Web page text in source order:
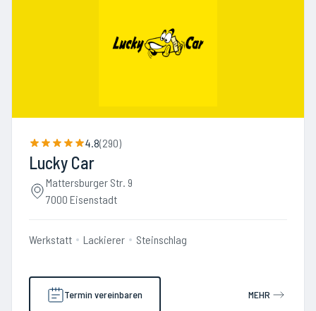
4.8(290)
Lucky Car
Mattersburger Str. 9
7000 Eisenstadt
Werkstatt Lackierer Steinschlag
Termin vereinbaren MEHR